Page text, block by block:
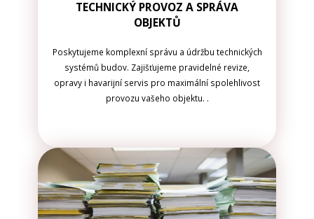
TECHNICKÝ PROVOZ A SPRÁVA
OBJEKTŮ
Poskytujeme komplexní správu a údržbu technických
systémů budov. Zajišťujeme pravidelné revize,
opravy i havarijní servis pro maximální spolehlivost
provozu vašeho objektu. .